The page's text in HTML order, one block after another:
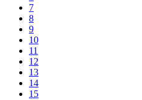
7
8
9
10
11
12
13
14
15